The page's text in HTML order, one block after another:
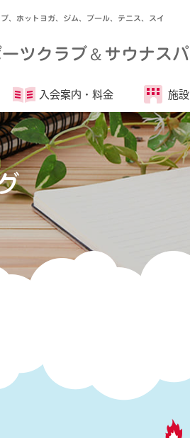
、ホットヨガ、ジム、プール、テニス、スイ
ツクラブ＆サウナス
入会案内・ 料金 施設